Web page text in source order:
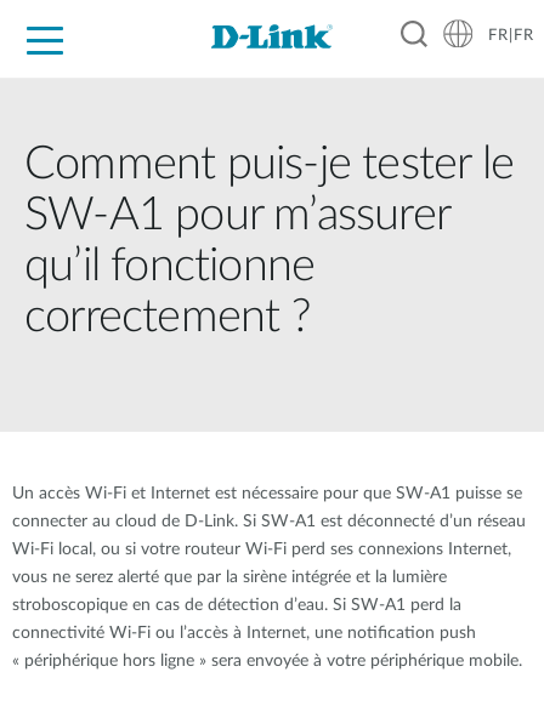
FR|FR
Comment puis-je tester le
SW-A1 pour m’assurer
qu’il fonctionne
correctement ?
Un accès Wi-Fi et Internet est nécessaire pour que SW-A1 puisse se
connecter au cloud de D-Link. Si SW-A1 est déconnecté d’un réseau
Wi-Fi local, ou si votre routeur Wi-Fi perd ses connexions Internet,
vous ne serez alerté que par la sirène intégrée et la lumière
stroboscopique en cas de détection d’eau. Si SW-A1 perd la
connectivité Wi-Fi ou l’accès à Internet, une notification push
« périphérique hors ligne » sera envoyée à votre périphérique mobile.